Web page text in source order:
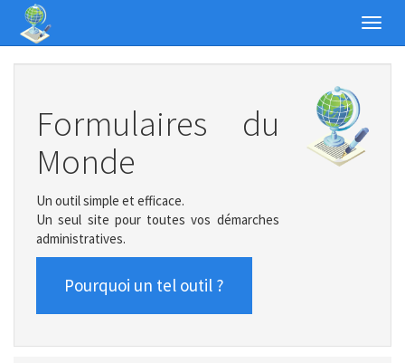
Formulaires du
Monde
Un outil simple et efficace.
Un seul site pour toutes vos démarches
administratives.
Pourquoi un tel outil ?